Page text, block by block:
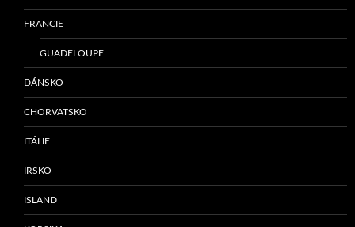
FRANCIE
GUADELOUPE
DÁNSKO
CHORVATSKO
ITÁLIE
IRSKO
ISLAND